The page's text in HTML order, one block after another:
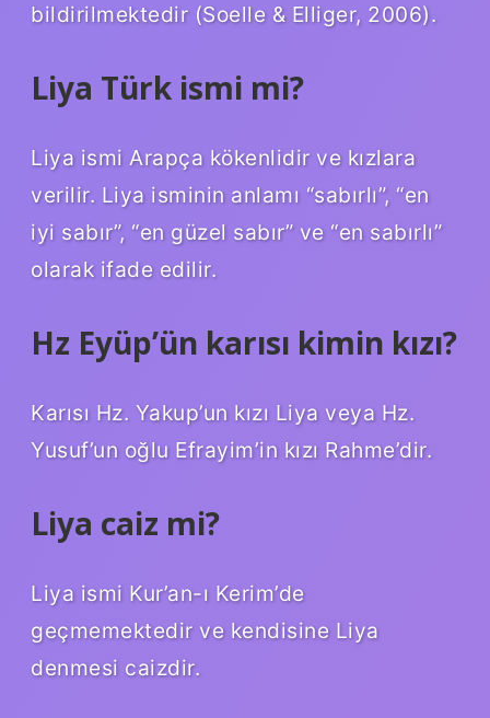
bildirilmektedir (Soelle & Elliger, 2006).
Liya Türk ismi mi?
Liya ismi Arapça kökenlidir ve kızlara
verilir. Liya isminin anlamı “sabırlı”, “en
iyi sabır”, “en güzel sabır” ve “en sabırlı”
olarak ifade edilir.
Hz Eyüp’ün karısı kimin kızı?
Karısı Hz. Yakup’un kızı Liya veya Hz.
Yusuf’un oğlu Efrayim’in kızı Rahme’dir.
Liya caiz mi?
Liya ismi Kur’an-ı Kerim’de
geçmemektedir ve kendisine Liya
denmesi caizdir.